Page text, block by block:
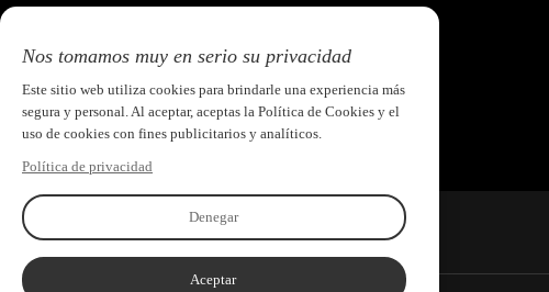
Nos tomamos muy en serio su privacidad
Este sitio web utiliza cookies para brindarle una experiencia más
segura y personal. Al aceptar, aceptas la Política de Cookies y el
uso de cookies con fines publicitarios y analíticos.
Política de privacidad
Denegar
Aceptar